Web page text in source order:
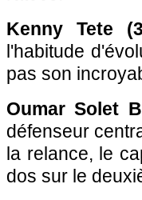
Kenny Tete
l'habitude
pas son
Oumar Solet
défenseur
la relance, le
dos sur le